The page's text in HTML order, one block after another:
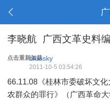
李晓航 广西文革史料
点击重新加载
bluesky
2011-10-5 03:54:26
66.11.08《桂林市委破坏文
农群众的罪行》（广西革命大